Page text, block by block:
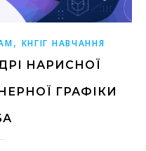
, КНГІГ НАВЧАННЯ
НАРИСНОЇ
ГРАФІКИ